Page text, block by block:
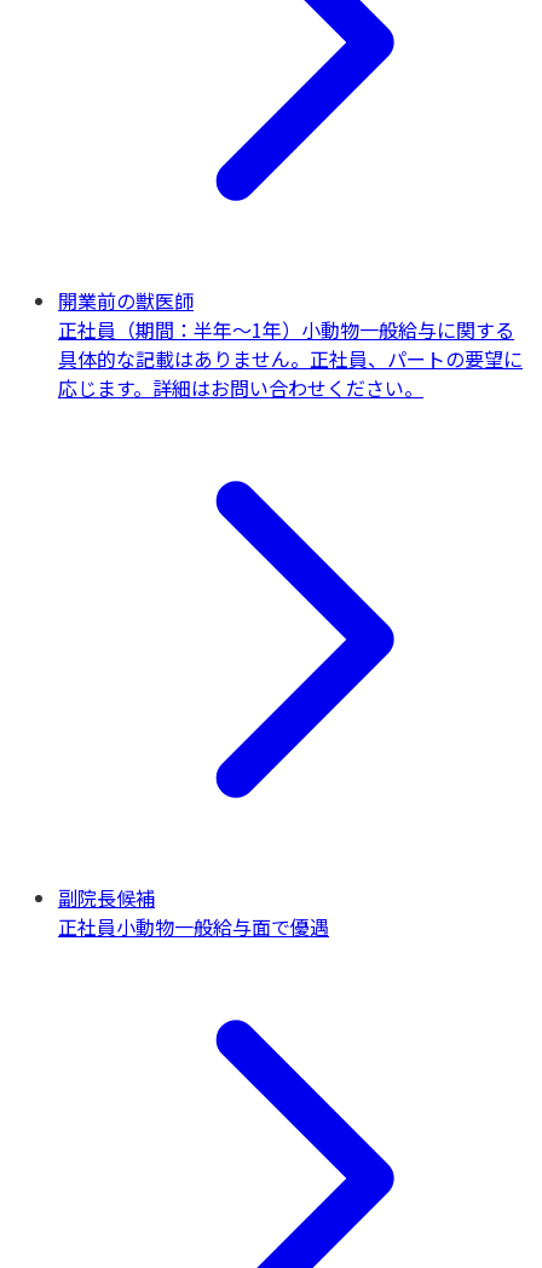
開業前の獣医師
正社員（期間：半年～1年） 小動物一般給与に関する
具体的な記載はありません。正社員、パートの要望に
応じます。詳細はお問い合わせください。
副院長候補
正社員小動物一般給与面で優遇